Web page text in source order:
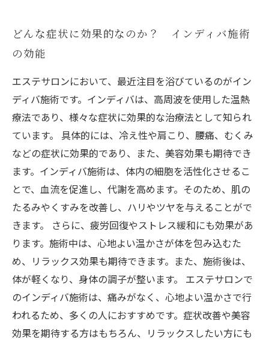
どんな症状に効果的なのか？ インディバ施術
の効能
エステサロンにおいて、最近注目を浴びているのがイン
ディバ施術です。インディバは、高周波を使用した温熱
療法であり、様々な症状に効果的な治療法として知られ
ています。 具体的には、冷え性や肩こり、腰痛、むくみ
などの症状に効果的であり、また、美容効果も期待でき
ます。インディバ施術は、体内の細胞を活性化させるこ
とで、血流を促進し、代謝を高めます。そのため、肌の
たるみやくすみを改善し、ハリやツヤを与えることがで
きます。 さらに、疲労回復やストレス緩和にも効果があ
ります。施術中は、心地よい温かさが体を包み込むた
め、リラックス効果も期待できます。また、施術後は、
体が軽くなり、身体の調子が整います。 エステサロンで
のインディバ施術は、痛みがなく、心地よい温かさで行
われるため、多くの人におすすめです。症状改善や美容
効果を期待する方はもちろん、リラックスしたい方にも